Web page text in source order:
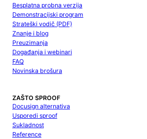
Besplatna probna verzija
Demonstracijski program
Strateški vodič (PDF)
Znanje i blog
Preuzimanja
Događanja i webinari
FAQ
Novinska brošura
ZAŠTO SPROOF
Docusign alternativa
Usporedi sproof
Sukladnost
Reference